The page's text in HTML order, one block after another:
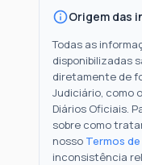
Origem das
Todas as
disponibilizadas
diretamente de
Judiciário, como
Diários Oficiais.
sobre como
nosso Termos
inconsistência